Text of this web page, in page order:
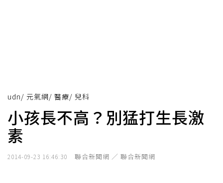
udn/ 元氣網/ 醫療/ 兒科
小孩長不高？別猛打生長激
素
2014-09-23 16:46:30 聯合新聞網 ／ 聯合新聞網